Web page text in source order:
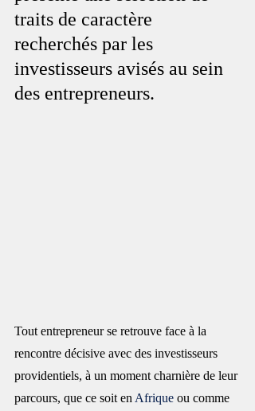
traits de caractère
recherchés par les
investisseurs avisés au sein
des entrepreneurs.
Tout entrepreneur se retrouve face à la
rencontre décisive avec des investisseurs
providentiels, à un moment charnière de leur
parcours, que ce soit en Afrique ou comme